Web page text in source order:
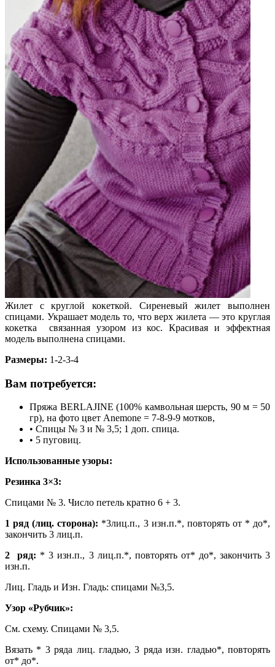
Жилет с круглой кокеткой. Сиреневый жилет выполнен
спицами. Украшает модель то, что верх жилета — это круглая
кокетка связанная узором из кос. Красивая и эффектная
модель выполнена спицами.
Размеры: 1-2-3-4
Вам потребуется:
Пряжа BERLAJINE (100% камвольная шерсть, 90 м = 50
гр), на фото цвет Anemone = 7-8-9-9 мотков,
• Спицы № 3 и № 3,5; 1 доп. спица.
• 5 пуговиц.
Использованные узоры:
Резинка 3×3:
Спицами № 3. Число петель кратно 6 + 3.
1 ряд (лиц. сторона): *3лиц.п., 3 изн.п.*, повторять от * до*,
закончить 3 лиц.п.
2 ряд: * 3 изн.п., 3 лиц.п.*, повторять от* до*, закончить 3
изн.п.
Лиц. Гладь и Изн. Гладь: спицами №3,5.
Узор «Рубчик»:
См. схему. Спицами № 3,5.
Вязать * 3 ряда лиц. гладью, 3 ряда изн. гладью*, повторять
от* до*.